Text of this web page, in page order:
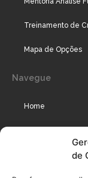
de
Treinamento de
Mapa de Opções
Navegue
Home